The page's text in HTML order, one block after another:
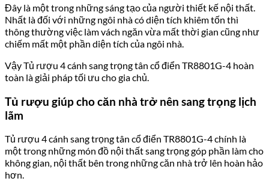
Đây là một trong những sáng tạo của người thiết kế nội thất.
Nhất là đối với những ngôi nhà có diện tích khiêm tốn thì
thông thường việc làm vách ngăn vừa mất thời gian cũng như
chiếm mất một phần diện tích của ngôi nhà.
Vậy Tủ rượu 4 cánh sang trọng tân cổ điển TR8801G-4 hoàn
toàn là giải pháp tối ưu cho gia chủ.
Tủ rượu giúp cho căn nhà trở nên sang trọng lịch
lãm
Tủ rượu 4 cánh sang trọng tân cổ điển TR8801G-4 chính là
một trong những món đồ nội thất sang trọng góp phần làm cho
không gian, nội thất bên trong những căn nhà trở lên hoàn hảo
hơn.